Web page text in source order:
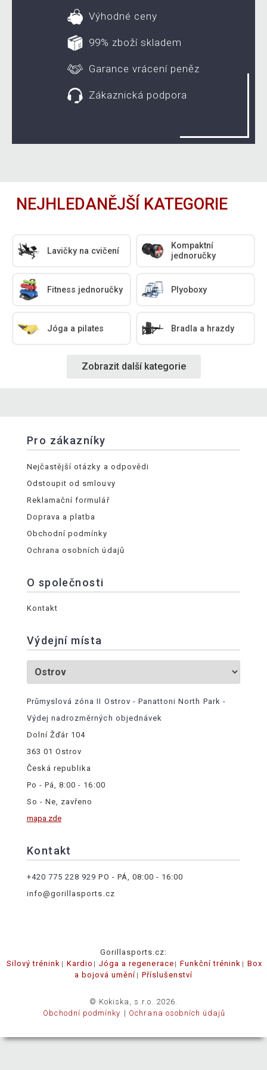
Výhodné ceny
99% zboží skladem
Garance vrácení peněz
Zákaznická podpora
NEJHLEDANĚJŠÍ KATEGORIE
Lavičky na cvičení
Kompaktní
jednoručky
Fitness jednoručky Plyoboxy
Jóga a pilates Bradla a hrazdy
Zobrazit další kategorie
Pro zákazníky
Nejčastější otázky a odpovědi
Odstoupit od smlouvy
Reklamační formulář
Doprava a platba
Obchodní podmínky
Ochrana osobních údajů
O společnosti
Kontakt
Výdejní místa
Průmyslová zóna II Ostrov - Panattoni North Park -
Výdej nadrozměrných objednávek
Dolní Žďár 104
363 01 Ostrov
Česká republika
Po - Pá, 8:00 - 16:00
So - Ne, zavřeno
mapa zde
Kontakt
+420 775 228 929 PO - PÁ, 08:00 - 16:00
info@gorillasports.cz
Gorillasports.cz:
Silový trénink
Kardio Jóga a regenerace Funkční trénink
Box
a bojová umění
Příslušenství
© Kokiska, s.r.o. 2026.
Obchodní podmínky
Ochrana osobních údajů